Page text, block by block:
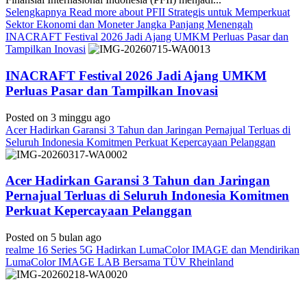
Selengkapnya Read more about PFII Strategis untuk Memperkuat
Sektor Ekonomi dan Moneter Jangka Panjang Menengah
INACRAFT Festival 2026 Jadi Ajang UMKM Perluas Pasar dan
Tampilkan Inovasi
INACRAFT Festival 2026 Jadi Ajang UMKM
Perluas Pasar dan Tampilkan Inovasi
Posted on 3 minggu ago
Acer Hadirkan Garansi 3 Tahun dan Jaringan Pernajual Terluas di
Seluruh Indonesia Komitmen Perkuat Kepercayaan Pelanggan
Acer Hadirkan Garansi 3 Tahun dan Jaringan
Pernajual Terluas di Seluruh Indonesia Komitmen
Perkuat Kepercayaan Pelanggan
Posted on 5 bulan ago
realme 16 Series 5G Hadirkan LumaColor IMAGE dan Mendirikan
LumaColor IMAGE LAB Bersama TÜV Rheinland